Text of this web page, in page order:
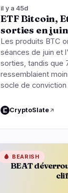
il y a 45d
ETF Bitcoin,
sorties en juin
Les produits BTC
séances de juin et
sorties, tandis que
ressemblaient
socle de
CryptoSlate
BEAT
🩸 BEARISH